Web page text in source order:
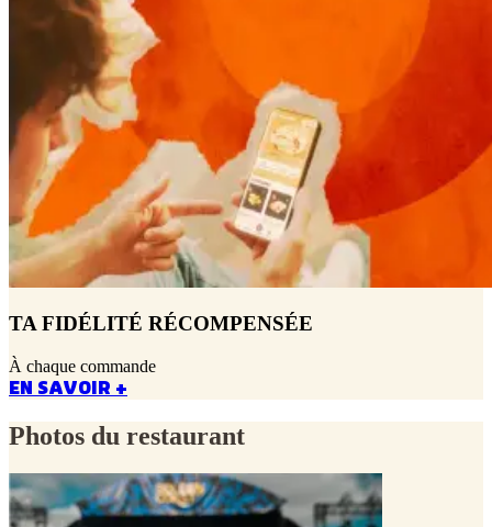
TA FIDÉLITÉ RÉCOMPENSÉE
À chaque commande
EN SAVOIR +
Photos du restaurant